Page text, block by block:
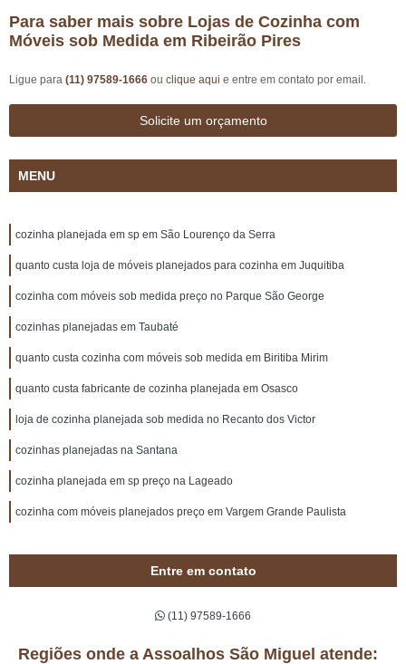
Para saber mais sobre Lojas de Cozinha com
Móveis sob Medida em Ribeirão Pires
Ligue para (11) 97589-1666 ou clique aqui e entre em contato por email.
Solicite um orçamento
MENU
cozinha planejada em sp em São Lourenço da Serra
quanto custa loja de móveis planejados para cozinha em Juquitiba
cozinha com móveis sob medida preço no Parque São George
cozinhas planejadas em Taubaté
quanto custa cozinha com móveis sob medida em Biritiba Mirim
quanto custa fabricante de cozinha planejada em Osasco
loja de cozinha planejada sob medida no Recanto dos Victor
cozinhas planejadas na Santana
cozinha planejada em sp preço na Lageado
cozinha com móveis planejados preço em Vargem Grande Paulista
Entre em contato
(11) 97589-1666
Regiões onde a Assoalhos São Miguel atende: